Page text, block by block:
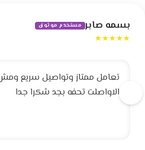
بسمه صابر مستخدم موثوق
★★★★★
تعامل ممتاز وتواصيل سريع
الاواصلت تحفه بجد شكرا جدا